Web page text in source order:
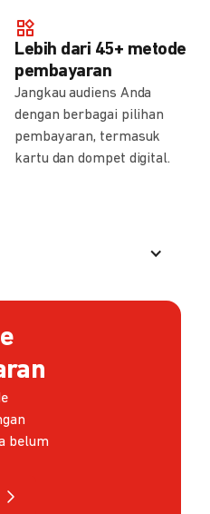
Lebih dari 45+ metode
pembayaran
Jangkau audiens Anda
dengan berbagai pilihan
pembayaran, termasuk
kartu dan dompet digital.
belum